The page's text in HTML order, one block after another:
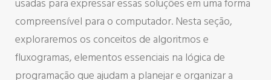
compreensível para o computador. Nesta seção,
exploraremos os conceitos de algoritmos e
fluxogramas, elementos essenciais na lógica de
programação que ajudam a planejar e organizar a